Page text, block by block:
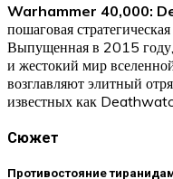
Warhammer 40,000:
пошаговая
Выпущенная в 2015
и жестокий мир
возглавляют элитный
известных как
Сюжет
Противостояние